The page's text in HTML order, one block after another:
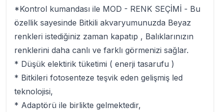
*Kontrol kumandası ile MOD - RENK SEÇİMİ - Bu
özellik sayesinde Bitkili akvaryumunuzda Beyaz
renkleri istediğiniz zaman kapatıp , Balıklarınızın
renklerini daha canlı ve farklı görmenizi sağlar.
* Düşük elektirik tüketimi ( enerji tasarufu )
* Bitkileri fotosenteze teşvik eden gelişmiş led
teknolojisi,
* Adaptörü ile birlikte gelmektedir,